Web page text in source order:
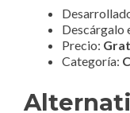
Descárgalo
Precio:
Categoría: